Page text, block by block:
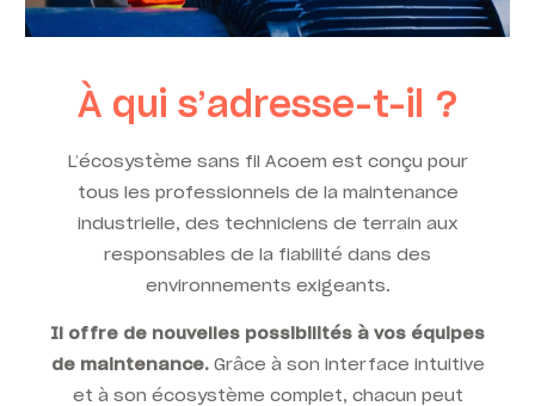
À qui s’adresse-t-il ?
L’écosystème sans fil Acoem est conçu pour
tous les professionnels de la maintenance
industrielle, des techniciens de terrain aux
responsables de la fiabilité dans des
environnements exigeants.
Il offre de nouvelles possibilités à vos équipes
de maintenance.Grâce à son interface intuitive
et à son écosystème complet, chacun peut